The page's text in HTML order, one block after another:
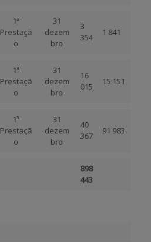
1ª
Prestaçã
o
31
dezem
bro
3
354
1 841
1ª
Prestaçã
o
31
dezem
bro
16
015
15 151
1ª
Prestaçã
o
31
dezem
bro
40
367
91 983
898
443